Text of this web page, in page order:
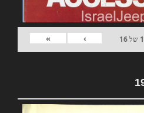
1 של16
›
»